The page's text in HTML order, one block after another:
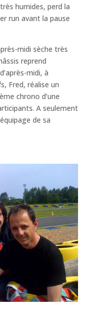
humides, perd la
run avant la pause
midi sèche très
reprend
midi, à
Fred, réalise un
chrono d’une
A seulement
de sa